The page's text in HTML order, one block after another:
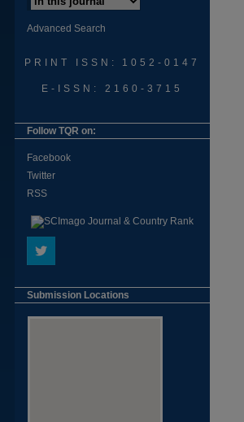
Advanced Search
PRINT ISSN: 1052-0147
E-ISSN: 2160-3715
Follow TQR on:
Facebook
Twitter
RSS
Submission Locations